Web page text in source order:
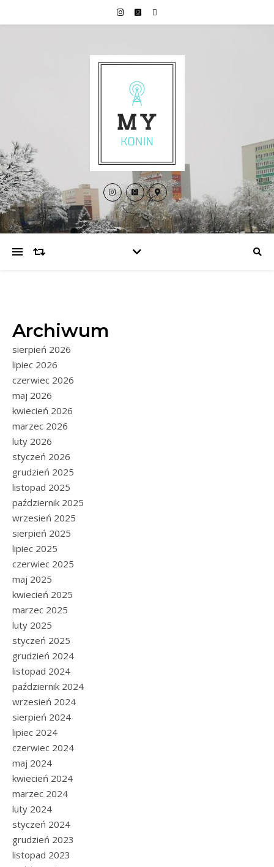
Archiwum
sierpień 2026
lipiec 2026
czerwiec 2026
maj 2026
kwiecień 2026
marzec 2026
luty 2026
styczeń 2026
grudzień 2025
listopad 2025
październik 2025
wrzesień 2025
sierpień 2025
lipiec 2025
czerwiec 2025
maj 2025
kwiecień 2025
marzec 2025
luty 2025
styczeń 2025
grudzień 2024
listopad 2024
październik 2024
wrzesień 2024
sierpień 2024
lipiec 2024
czerwiec 2024
maj 2024
kwiecień 2024
marzec 2024
luty 2024
styczeń 2024
grudzień 2023
listopad 2023